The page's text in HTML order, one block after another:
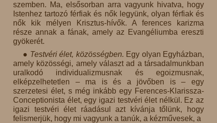
szemben. Ma, elsősorban arra vagyunk hivatva, hogy
Istenhez tartozó férfiak és nők legyünk, olyan férfiak és
nők kik mélyen Krisztus-hívők. A ferences karizma
része annak a fának, amely az Evangéliumba ereszti
gyökerét.
● Testvéri élet, közösségben. Egy olyan Egyházban,
amely közösségi, amely választ ad a társadalmunkban
uralkodó individualizmusnak és egoizmusnak,
elképzelhetetlen – ma is és a jövőben is – egy
szerzetesi élet, s még inkább egy Ferences-Klarissza-
Conceptionista élet, egy igazi testvéri élet nélkül. Ez az
igazi testvéri élet ráadásul azt kívánja tőlünk, hogy
felismerjük, hogy mi vagyunk a tanúk, a kézművesek, a